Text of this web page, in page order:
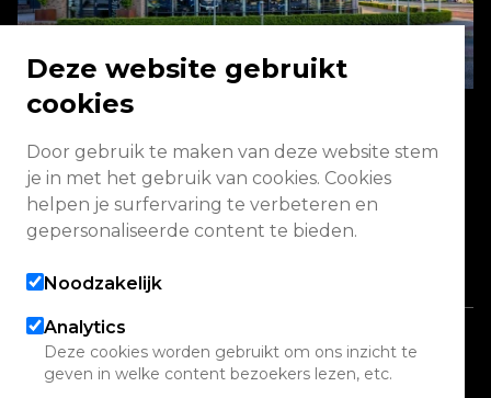
Energieweg 2 3771 NA Barneveld
Vandaag geopend van 08:00 - 17:00
Copyright 2026 Quadwinkel
Cookie instellingen
Deze website gebruikt
cookies
Door gebruik te maken van deze website stem
je in met het gebruik van cookies. Cookies
helpen je surfervaring te verbeteren en
gepersonaliseerde content te bieden.
Noodzakelijk
Analytics
Deze cookies worden gebruikt om ons inzicht te
geven in welke content bezoekers lezen, etc.